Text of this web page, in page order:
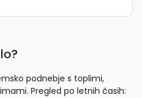
podnebje s toplimi,
Pregled po letnih časih: